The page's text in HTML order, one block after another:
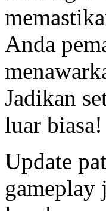
Anda
Jadikan
luar biasa!
Update
gameplay